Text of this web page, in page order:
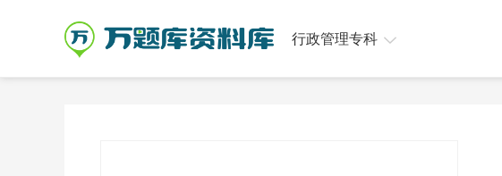
行政管理专科